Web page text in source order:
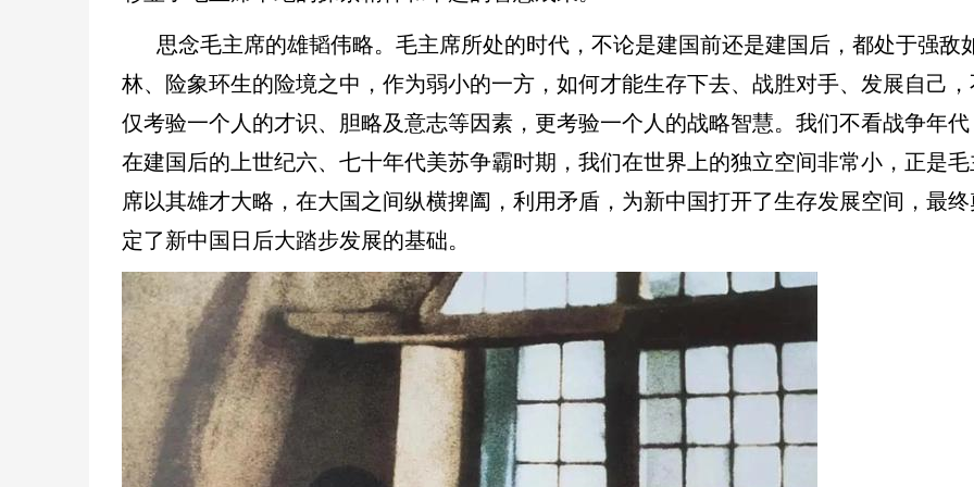
思念毛主席的雄韬伟略。毛主席所处的时代，不论是建国前还是建国后，都处于强敌
林、险象环生的险境之中，作为弱小的一方，如何才能生存下去、战胜对手、发展自己
仅考验一个人的才识、胆略及意志等因素，更考验一个人的战略智慧。我们不看战争年代
在建国后的上世纪六、七十年代美苏争霸时期，我们在世界上的独立空间非常小，正是
席以其雄才大略，在大国之间纵横捭阖，利用矛盾，为新中国打开了生存发展空间，最
定了新中国日后大踏步发展的基础。